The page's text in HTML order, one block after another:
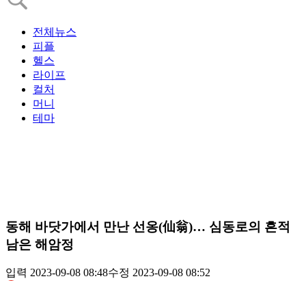
전체뉴스
피플
헬스
라이프
컬처
머니
테마
동해 바닷가에서 만난 선옹(仙翁)… 심동로의 흔적
남은 해암정
입력 2023-09-08 08:48수정 2023-09-08 08:52